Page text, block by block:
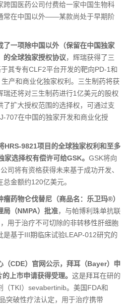
跨国医药公司付费给一家中国生物科
在中国以外——某款尚处于早期阶
了一项除中国以外（保留在中国独家
的全球独家授权协议，辉瑞获得了三
其专有CLF2平台开发的靶向PD-1和
产和商业化独家权利。三生制药将获
还将对三生制药进行1亿美元的股权
扩大授权范围的选择权，可通过支
707在中国的独家开发和商业化授
HRS-9821项目的全球独家权利和至多
选择权有偿许可给GSK。 GSK将向
司将有资格获得未来基于成功开发、
金额约120亿美元。
药物仑伐替尼（商品名：乐卫玛®）
局（NMPA）批准，与帕博利珠单抗联
用于治疗不可切除的非转移性肝细胞
是基于III期临床试验LEAP-012研究的
（CDE）官网公示，拜耳（Bayer）申
上市申请获得受理。 这是拜耳在研的
（TKI）sevabertinib。美国FDA和
突破性疗法认定，用于治疗携带